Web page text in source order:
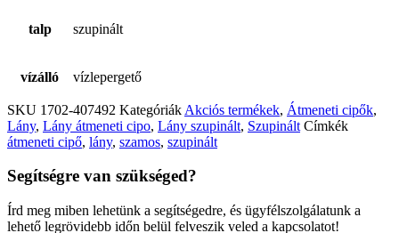
talp szupinált
vízálló vízlepergető
SKU 1702-407492 Kategóriák Akciós termékek, Átmeneti cipők,
Lány, Lány átmeneti cipo, Lány szupinált, Szupinált Címkék
átmeneti cipő, lány, szamos, szupinált
Segítségre van szükséged?
Írd meg miben lehetünk a segítségedre, és ügyfélszolgálatunk a
lehető legrövidebb időn belül felveszik veled a kapcsolatot!